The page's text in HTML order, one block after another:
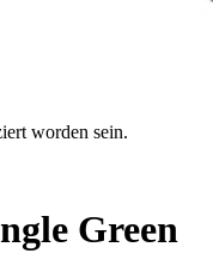
worden sein.
Green